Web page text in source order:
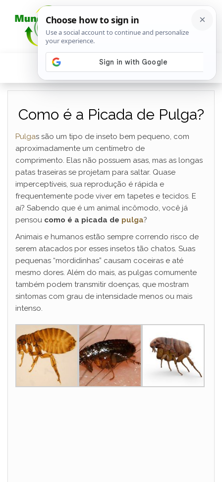
Como é a Picada de Pulga?
Pulgas são um tipo de inseto bem pequeno, com
aproximadamente um centímetro de
comprimento. Elas não possuem asas, mas as longas
patas traseiras se projetam para saltar. Quase
imperceptíveis, sua reprodução é rápida e
frequentemente pode viver em tapetes e tecidos. E
aí? Sabendo que é um animal incômodo, você já
pensou como é a picada de pulga?
Animais e humanos estão sempre correndo risco de
serem atacados por esses insetos tão chatos. Suas
pequenas “mordidinhas” causam coceiras e até
mesmo dores. Além do mais, as pulgas comumente
também podem transmitir doenças, que mostram
sintomas com grau de intensidade menos ou mais
intenso.